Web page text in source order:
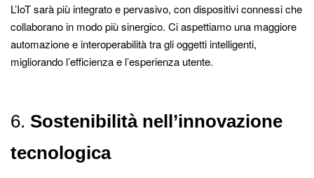
L’IoT sarà più integrato e pervasivo, con dispositivi connessi che
collaborano in modo più sinergico. Ci aspettiamo una maggiore
automazione e interoperabilità tra gli oggetti intelligenti,
migliorando l’efficienza e l’esperienza utente.
6. Sostenibilità nell’innovazione
tecnologica